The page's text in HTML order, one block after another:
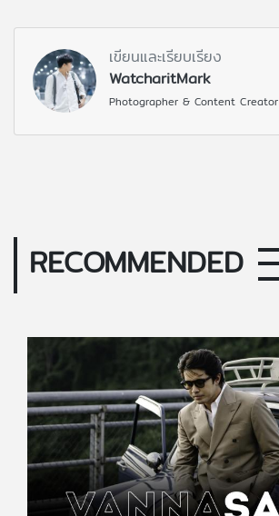
เขียนและเรียบเรียง
WatcharitMark
Photographer & Content Creator
RECOMMENDED